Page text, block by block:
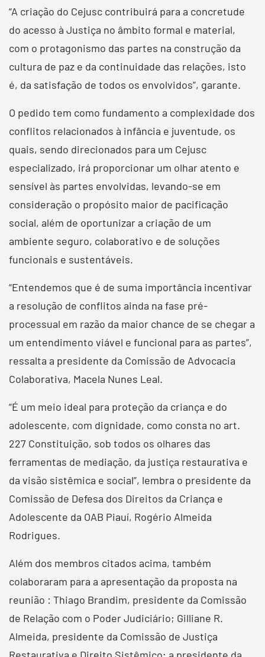
“A criação do Cejusc contribuirá para a concretude
do acesso à Justiça no âmbito formal e material,
com o protagonismo das partes na construção da
cultura de paz e da continuidade das relações, isto
é, da satisfação de todos os envolvidos”, garante.
O pedido tem como fundamento a complexidade dos
conflitos relacionados à infância e juventude, os
quais, sendo direcionados para um Cejusc
especializado, irá proporcionar um olhar atento e
sensível às partes envolvidas, levando-se em
consideração o propósito maior de pacificação
social, além de oportunizar a criação de um
ambiente seguro, colaborativo e de soluções
funcionais e sustentáveis.
“Entendemos que é de suma importância incentivar
a resolução de conflitos ainda na fase pré-
processual em razão da maior chance de se chegar a
um entendimento viável e funcional para as partes”,
ressalta a presidente da Comissão de Advocacia
Colaborativa, Macela Nunes Leal.
“É um meio ideal para proteção da criança e do
adolescente, com dignidade, como consta no art.
227 Constituição, sob todos os olhares das
ferramentas de mediação, da justiça restaurativa e
da visão sistêmica e social”, lembra o presidente da
Comissão de Defesa dos Direitos da Criança e
Adolescente da OAB Piauí, Rogério Almeida
Rodrigues.
Além dos membros citados acima, também
colaboraram para a apresentação da proposta na
reunião : Thiago Brandim, presidente da Comissão
de Relação com o Poder Judiciário; Gilliane R.
Almeida, presidente da Comissão de Justiça